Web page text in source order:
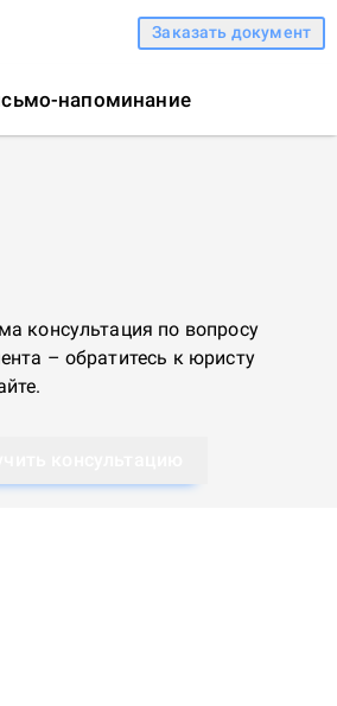
Заказать документ
напоминание
консультация по вопросу
– обратитесь к юристу